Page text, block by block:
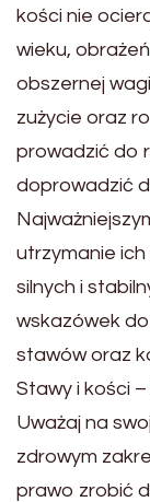
kości nie
wieku,
obszernej
zużycie oraz
prowadzić do
doprowadzić
utrzymanie ich
silnych i
wskazówek
stawów oraz
Stawy i kości
Uważaj na
zdrowym
prawo zrobić